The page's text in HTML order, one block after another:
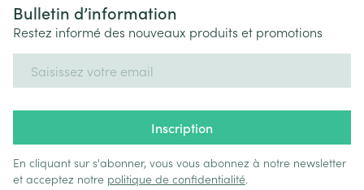
Bulletin d’information
Restez informé des nouveaux produits et promotions
Inscription
En cliquant sur s'abonner, vous vous abonnez à notre newsletter
et acceptez notre politique de confidentialité.